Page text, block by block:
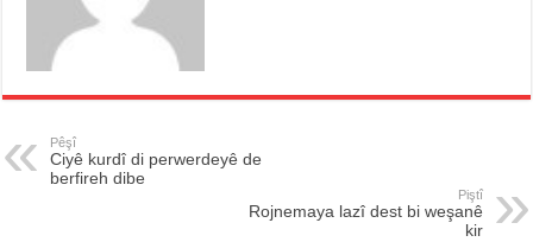
Pêşî
Ciyê kurdî di perwerdeyê de
berfireh dibe
Piştî
Rojnemaya lazî dest bi weşanê
kir